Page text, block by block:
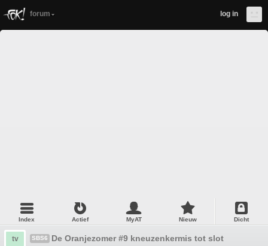
forum log in
Index Actief MyAT Nieuw Dicht
tv SBS6 De Oranjezomer #9 kneuzenkermis tot slot